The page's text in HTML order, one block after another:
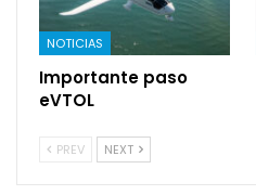
NOTICIAS
Importante paso
eVTOL
PREV NEXT